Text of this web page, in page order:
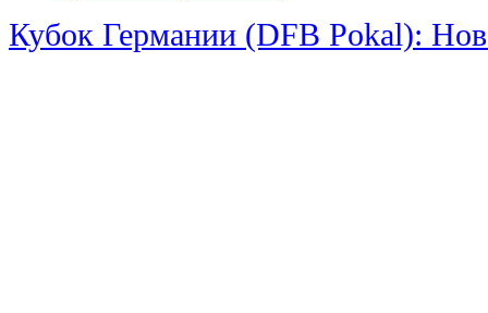
Кубок Германии (DFB Pokal):